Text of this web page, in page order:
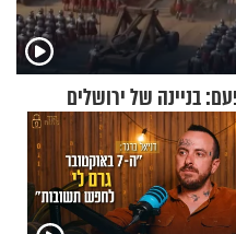
בניינה של ירושלים